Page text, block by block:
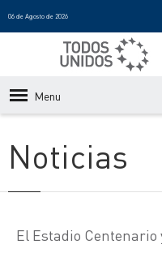
06 de Agosto de 2026
Menu
Noticias
El Estadio Centenario